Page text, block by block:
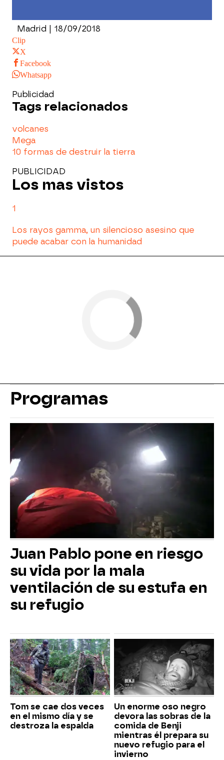
Madrid | 18/09/2018
Clip
X
Facebook
Whatsapp
Publicidad
Tags relacionados
volcanes
Mega
10 formas de destruir la tierra
PUBLICIDAD
Los mas vistos
1
Los rayos gamma, un silencioso asesino que
puede acabar con la humanidad
Programas
Juan Pablo pone en riesgo
su vida por la mala
ventilación de su estufa en
su refugio
Tom se cae dos veces
en el mismo día y se
destroza la espalda
Un enorme oso negro
devora las sobras de la
comida de Benji
mientras él prepara su
nuevo refugio para el
invierno